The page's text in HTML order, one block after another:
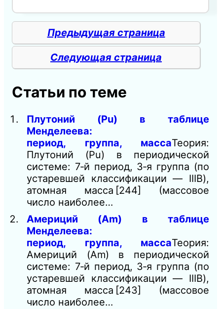
Предыдущая страница
Следующая страница
Статьи по теме
Плутоний (Pu) в таблице
Менделеева:
период, группа, массаТеория:
Плутоний (Pu) в периодической
системе: 7‑й период, 3‑я группа (по
устаревшей классификации — IIIB),
атомная масса [244] (массовое
число наиболее…
Америций (Am) в таблице
Менделеева:
период, группа, массаТеория:
Америций (Am) в периодической
системе: 7‑й период, 3‑я группа (по
устаревшей классификации — IIIB),
атомная масса [243] (массовое
число наиболее…